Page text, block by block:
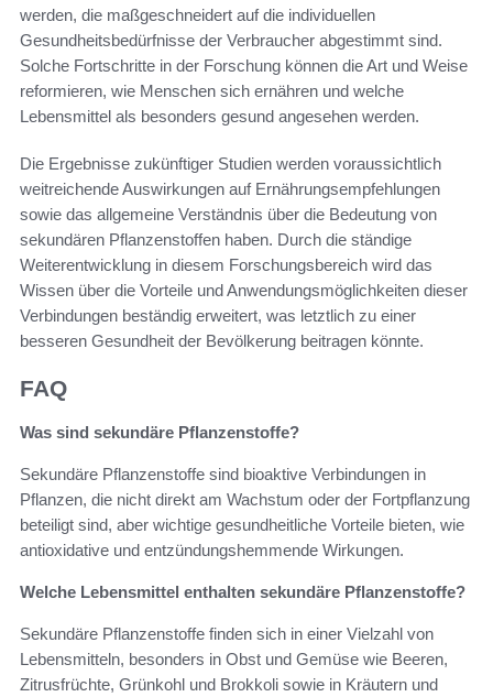
werden, die maßgeschneidert auf die individuellen
Gesundheitsbedürfnisse der Verbraucher abgestimmt sind.
Solche Fortschritte in der Forschung können die Art und Weise
reformieren, wie Menschen sich ernähren und welche
Lebensmittel als besonders gesund angesehen werden.
Die Ergebnisse zukünftiger Studien werden voraussichtlich
weitreichende Auswirkungen auf Ernährungsempfehlungen
sowie das allgemeine Verständnis über die Bedeutung von
sekundären Pflanzenstoffen haben. Durch die ständige
Weiterentwicklung in diesem Forschungsbereich wird das
Wissen über die Vorteile und Anwendungsmöglichkeiten dieser
Verbindungen beständig erweitert, was letztlich zu einer
besseren Gesundheit der Bevölkerung beitragen könnte.
FAQ
Was sind sekundäre Pflanzenstoffe?
Sekundäre Pflanzenstoffe sind bioaktive Verbindungen in
Pflanzen, die nicht direkt am Wachstum oder der Fortpflanzung
beteiligt sind, aber wichtige gesundheitliche Vorteile bieten, wie
antioxidative und entzündungshemmende Wirkungen.
Welche Lebensmittel enthalten sekundäre Pflanzenstoffe?
Sekundäre Pflanzenstoffe finden sich in einer Vielzahl von
Lebensmitteln, besonders in Obst und Gemüse wie Beeren,
Zitrusfrüchte, Grünkohl und Brokkoli sowie in Kräutern und